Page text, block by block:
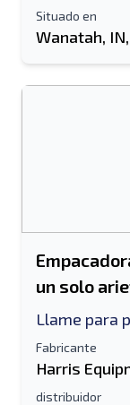
Situado en
Wanatah, IN,
un solo
Llame para
Fabricante
Harris
distribuidor